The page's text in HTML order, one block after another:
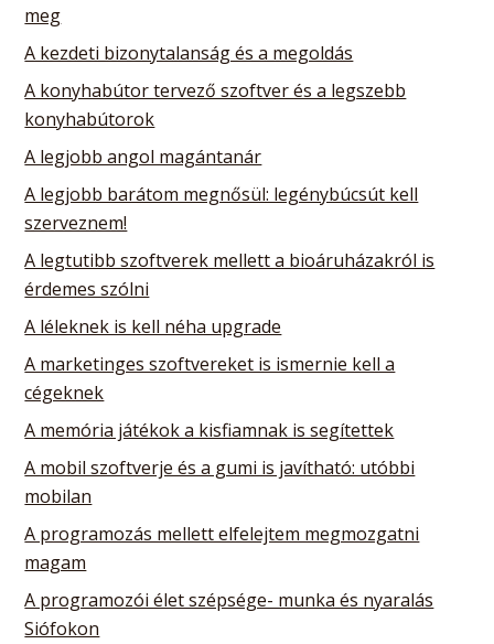
meg
A kezdeti bizonytalanság és a megoldás
A konyhabútor tervező szoftver és a legszebb
konyhabútorok
A legjobb angol magántanár
A legjobb barátom megnősül: legénybúcsút kell
szerveznem!
A legtutibb szoftverek mellett a bioáruházakról is
érdemes szólni
A léleknek is kell néha upgrade
A marketinges szoftvereket is ismernie kell a
cégeknek
A memória játékok a kisfiamnak is segítettek
A mobil szoftverje és a gumi is javítható: utóbbi
mobilan
A programozás mellett elfelejtem megmozgatni
magam
A programozói élet szépsége- munka és nyaralás
Siófokon